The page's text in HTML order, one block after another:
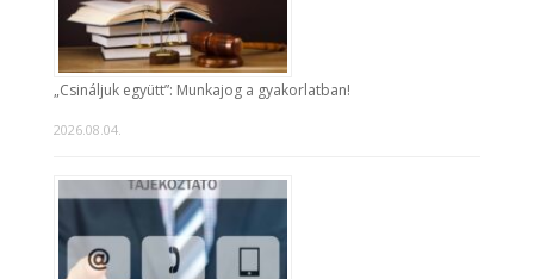
„Csináljuk együtt”: Munkajog a gyakorlatban!
2026.08.04.